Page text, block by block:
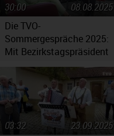
Die TVO-
Sommergespräche 2025:
Mit Bezirkstagspräsident
Henry Schramm
08.08.2025
30:00
23.09.2025
03:32